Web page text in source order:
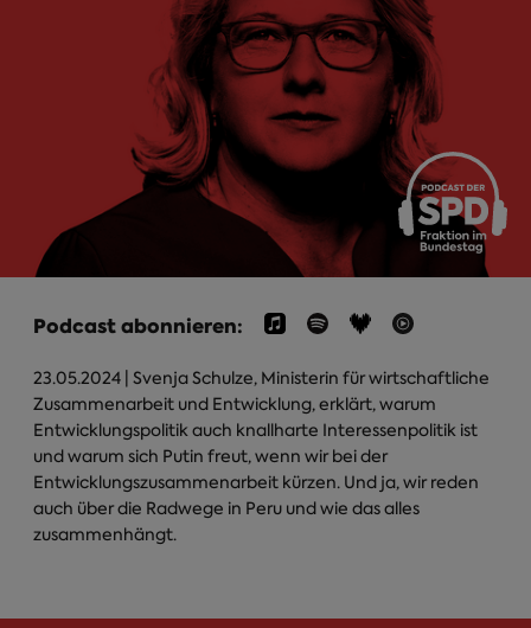
Podcast abonnieren:
23.05.2024 | Svenja Schulze, Ministerin für wirtschaftliche
Zusammenarbeit und Entwicklung, erklärt, warum
Entwicklungspolitik auch knallharte Interessenpolitik ist
und warum sich Putin freut, wenn wir bei der
Entwicklungszusammenarbeit kürzen. Und ja, wir reden
auch über die Radwege in Peru und wie das alles
zusammenhängt.